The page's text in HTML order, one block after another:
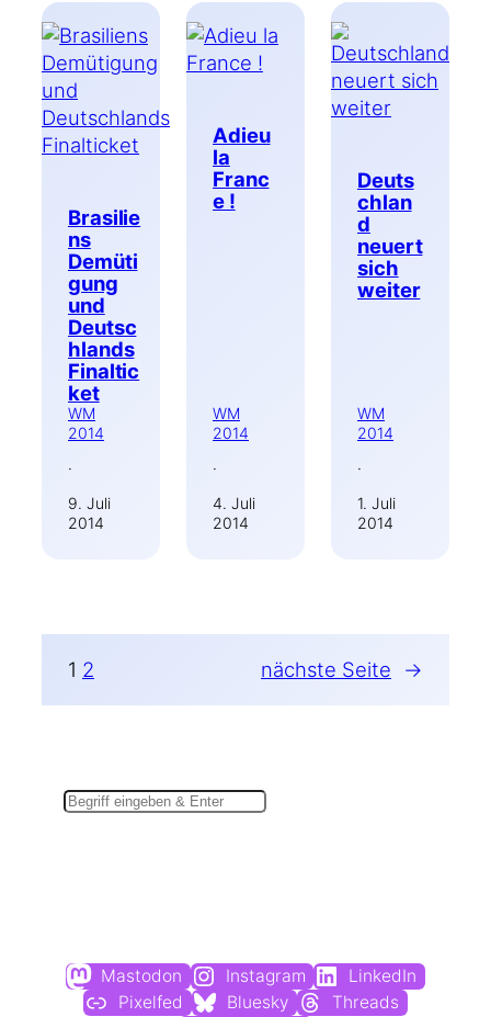
Brasilie
ns
Demüti
gung
und
Deutsc
hlands
Finaltic
ket
WM
2014
·
9. Juli
2014
Adieu
la
Franc
e !
WM
2014
·
4. Juli
2014
Deuts
chlan
d
neuert
sich
weiter
WM
2014
·
1. Juli
2014
1 2 nächste Seite →
Mastodon Instagram
LinkedIn
Pixelfed
Bluesky
Threads